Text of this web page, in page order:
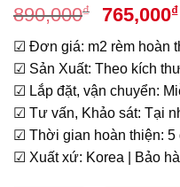
890,000₫
Giá
gốc
là:
765,000₫
☑ Đơn giá: m2 rèm hoàn
☑ Sản Xuất: Theo kích
☑ Lắp đặt, vận chuyển:
☑ Tư vấn, Khảo sát: Tại
☑ Thời gian hoàn thiện: 5
☑ Xuất xứ: Korea | Bảo